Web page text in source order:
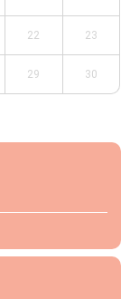
22 23
29 30